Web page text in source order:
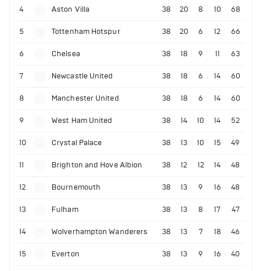
4 Aston Villa 38 20 8 10 68
5 Tottenham Hotspur 38 20 6 12 66
6 Chelsea 38 18 9 11 63
7 Newcastle United 38 18 6 14 60
8 Manchester United 38 18 6 14 60
9 West Ham United 38 14 10 14 52
10 Crystal Palace 38 13 10 15 49
11 Brighton and Hove Albion 38 12 12 14 48
12 Bournemouth 38 13 9 16 48
13 Fulham 38 13 8 17 47
14 Wolverhampton Wanderers 38 13 7 18 46
15 Everton 38 13 9 16 40